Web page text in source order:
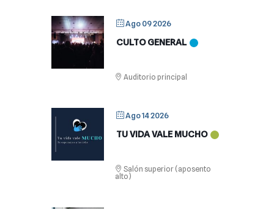
Ago 09 2026
CULTO GENERAL
Auditorio principal
Ago 14 2026
TU VIDA VALE MUCHO
Salón superior (aposento
alto)